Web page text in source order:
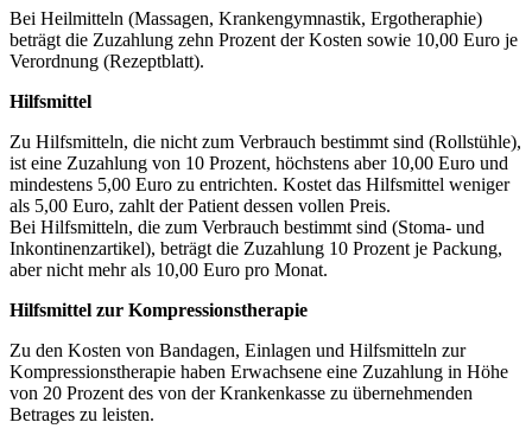
Bei Heilmitteln (Massagen, Krankengymnastik, Ergotheraphie)
beträgt die Zuzahlung zehn Prozent der Kosten sowie 10,00 Euro je
Verordnung (Rezeptblatt).
Hilfsmittel
Zu Hilfsmitteln, die nicht zum Verbrauch bestimmt sind (Rollstühle),
ist eine Zuzahlung von 10 Prozent, höchstens aber 10,00 Euro und
mindestens 5,00 Euro zu entrichten. Kostet das Hilfsmittel weniger
als 5,00 Euro, zahlt der Patient dessen vollen Preis.
Bei Hilfsmitteln, die zum Verbrauch bestimmt sind (Stoma- und
Inkontinenzartikel), beträgt die Zuzahlung 10 Prozent je Packung,
aber nicht mehr als 10,00 Euro pro Monat.
Hilfsmittel zur Kompressionstherapie
Zu den Kosten von Bandagen, Einlagen und Hilfsmitteln zur
Kompressionstherapie haben Erwachsene eine Zuzahlung in Höhe
von 20 Prozent des von der Krankenkasse zu übernehmenden
Betrages zu leisten.